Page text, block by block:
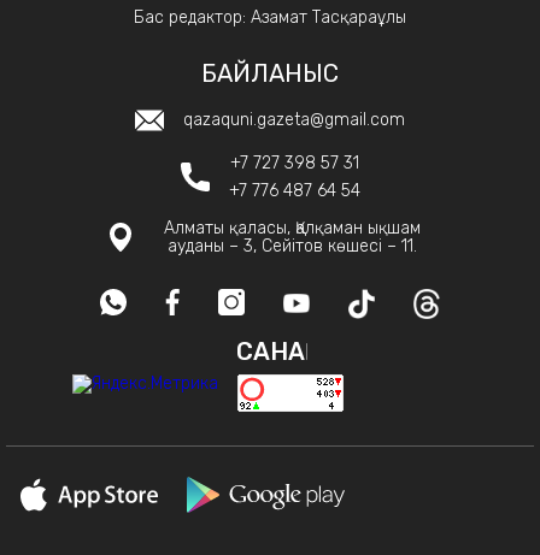
Бас редактор: Азамат Тасқараұлы
БАЙЛАНЫС
qazaquni.gazeta@gmail.com
+7 727 398 57 31
+7 776 487 64 54
Алматы қаласы, Қалқаман ықшам
ауданы – 3, Сейітов көшесі – 11.
САНАҚ